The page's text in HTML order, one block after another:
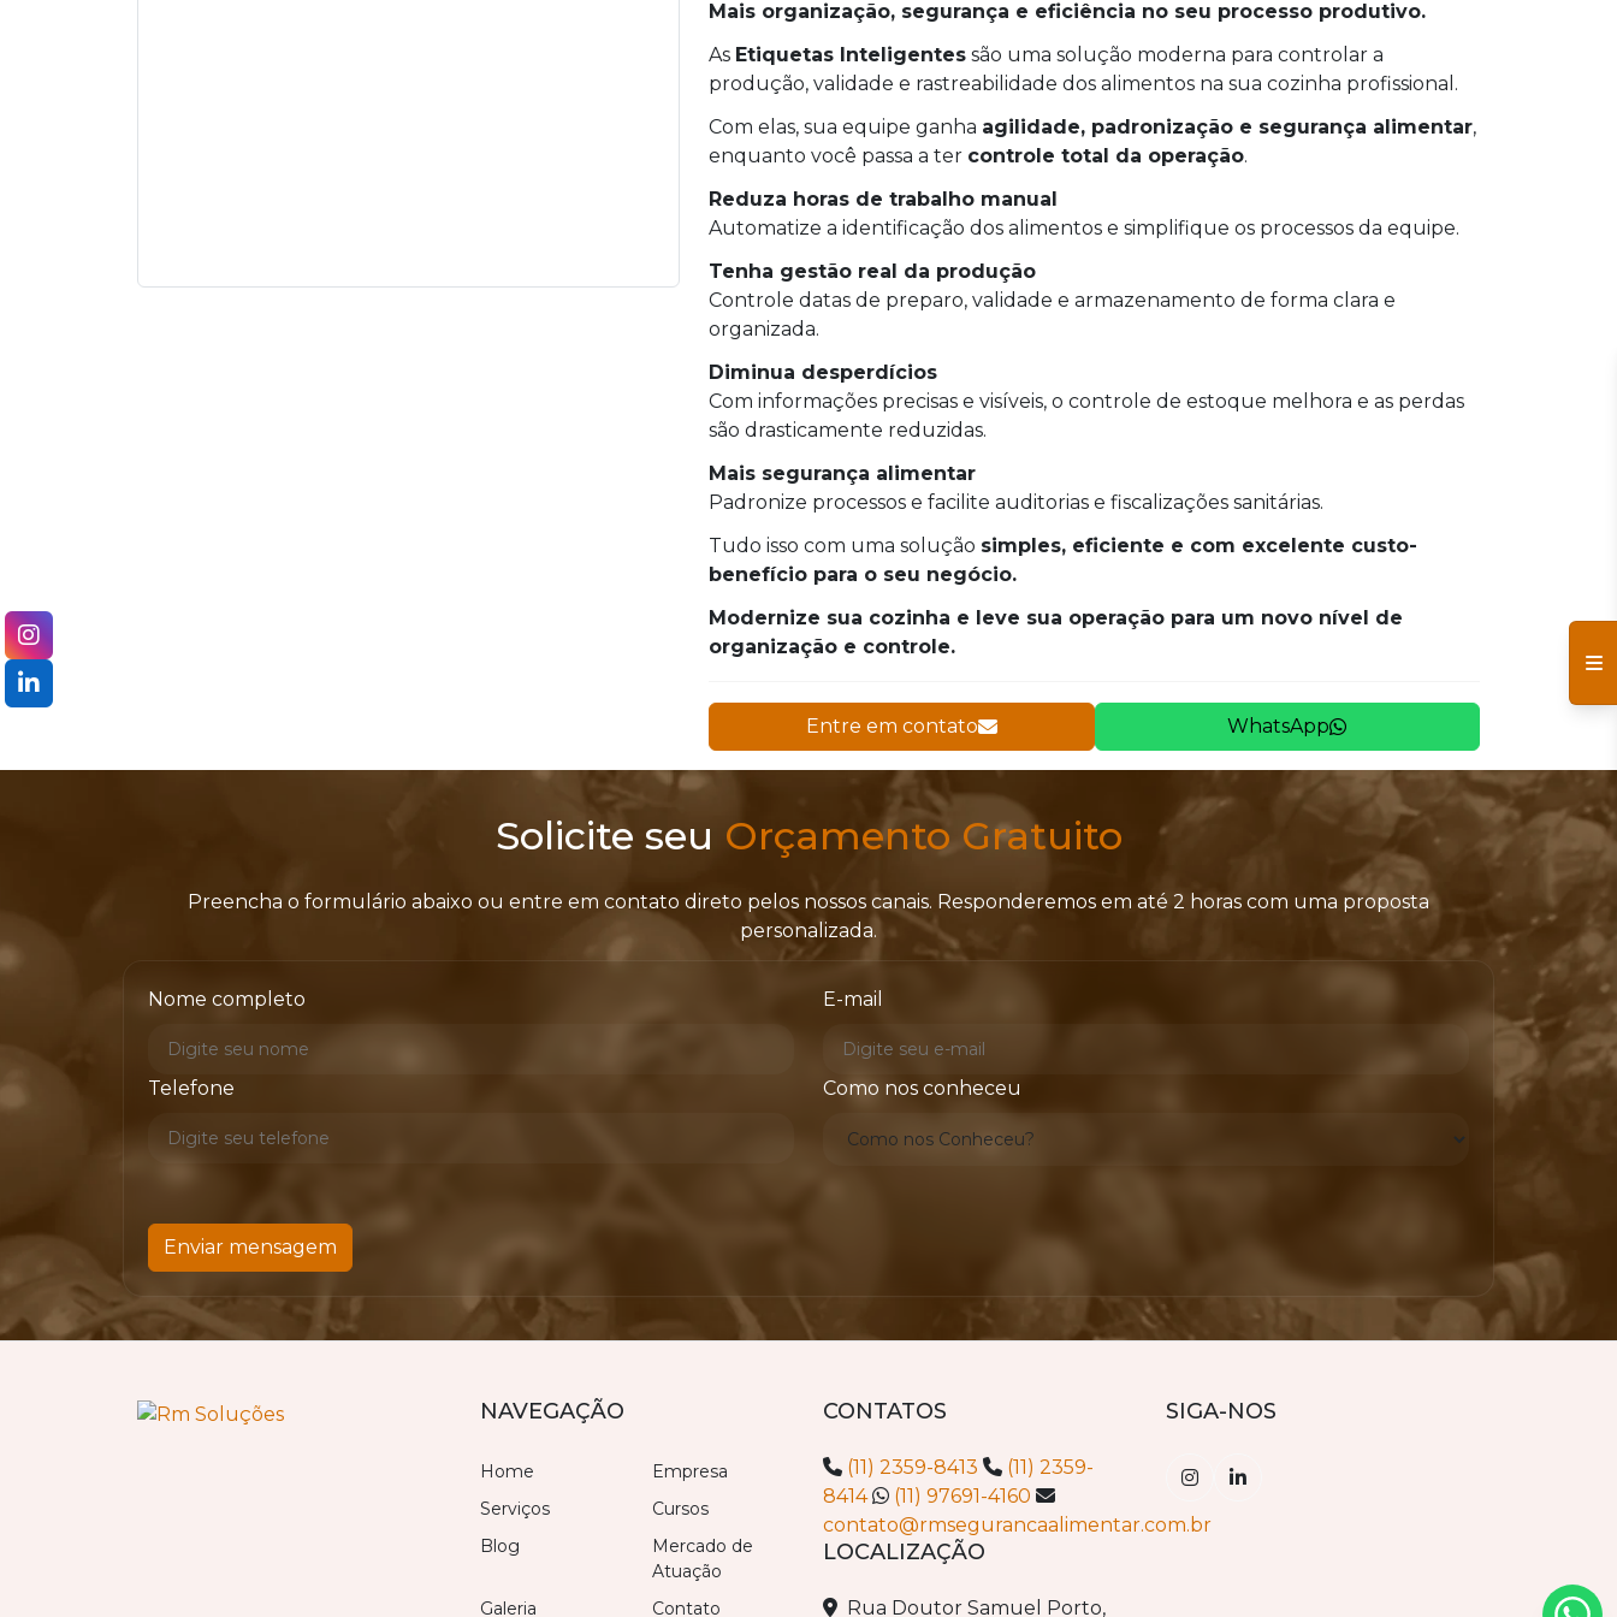
Mais organização, segurança e eficiência no seu processo produtivo.
As Etiquetas Inteligentes são uma solução moderna para controlar a
produção, validade e rastreabilidade dos alimentos na sua cozinha profissional.
Com elas, sua equipe ganha agilidade, padronização e segurança alimentar,
enquanto você passa a ter controle total da operação.
Reduza horas de trabalho manual
Automatize a identificação dos alimentos e simplifique os processos da equipe.
Tenha gestão real da produção
Controle datas de preparo, validade e armazenamento de forma clara e
organizada.
Diminua desperdícios
Com informações precisas e visíveis, o controle de estoque melhora e as perdas
são drasticamente reduzidas.
Mais segurança alimentar
Padronize processos e facilite auditorias e fiscalizações sanitárias.
Tudo isso com uma solução simples, eficiente e com excelente custo-
benefício para o seu negócio.
Modernize sua cozinha e leve sua operação para um novo nível de
organização e controle.
Entre em contato WhatsApp
Solicite seu Orçamento Gratuito
Preencha o formulário abaixo ou entre em contato direto pelos nossos canais. Responderemos em até 2 horas com uma proposta
personalizada.
Nome completo E-mail
Telefone Como nos conheceu
Enviar mensagem
NAVEGAÇÃO
Home
Empresa
Serviços
Cursos
Blog
Mercado de
Atuação
Galeria
Contato
CONTATOS
(11) 2359-8413
(11) 2359-
8414
(11) 97691-4160
contato@rmsegurancaalimentar.com.br
LOCALIZAÇÃO
Rua Doutor Samuel Porto,
SIGA-NOS